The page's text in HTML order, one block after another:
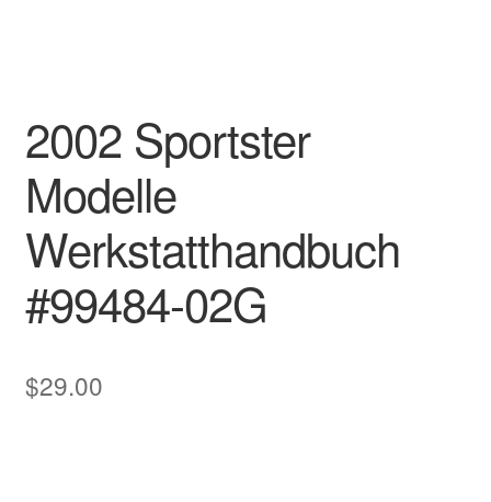
2002 Sportster
Modelle
Werkstatthandbuch
#99484-02G
$29.00